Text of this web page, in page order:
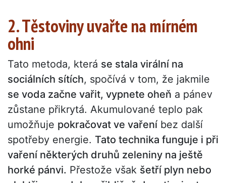
2. Těstoviny uvařte na mírném
ohni
Tato metoda, která se stala virální na
sociálních sítích, spočívá v tom, že jakmile
se voda začne vařit, vypnete oheň a pánev
zůstane přikrytá. Akumulované teplo pak
umožňuje pokračovat ve vařeníbez další
spotřeby energie. Tato technika funguje i při
vaření některých druhů zeleniny na ještě
horké pánvi. Přestože však šetří plyn nebo